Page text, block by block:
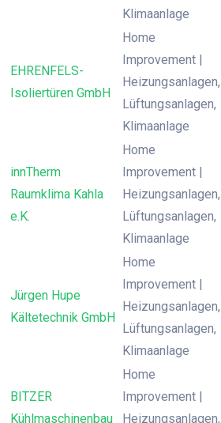
Klimaanlage
EHRENFELS-
Isoliertüren GmbH
Home
Improvement |
Heizungsanlagen,
Lüftungsanlagen,
Klimaanlage
innTherm
Raumklima Kahla
e.K.
Home
Improvement |
Heizungsanlagen,
Lüftungsanlagen,
Klimaanlage
Jürgen Hupe
Kältetechnik GmbH
Home
Improvement |
Heizungsanlagen,
Lüftungsanlagen,
Klimaanlage
BITZER
Kühlmaschinenbau
Home
Improvement |
Heizungsanlagen,